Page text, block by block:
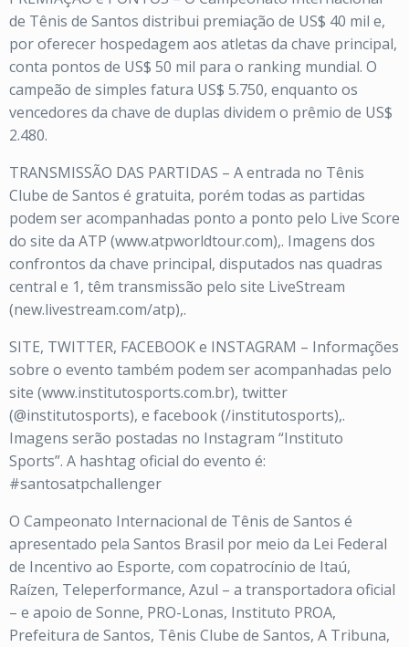
de Tênis de Santos distribui premiação de US$ 40 mil e,
por oferecer hospedagem aos atletas da chave principal,
conta pontos de US$ 50 mil para o ranking mundial. O
campeão de simples fatura US$ 5.750, enquanto os
vencedores da chave de duplas dividem o prêmio de US$
2.480.
TRANSMISSÃO DAS PARTIDAS – A entrada no Tênis
Clube de Santos é gratuita, porém todas as partidas
podem ser acompanhadas ponto a ponto pelo Live Score
do site da ATP (www.atpworldtour.com),. Imagens dos
confrontos da chave principal, disputados nas quadras
central e 1, têm transmissão pelo site LiveStream
(new.livestream.com/atp),.
SITE, TWITTER, FACEBOOK e INSTAGRAM – Informações
sobre o evento também podem ser acompanhadas pelo
site (www.institutosports.com.br), twitter
(@institutosports), e facebook (/institutosports),.
Imagens serão postadas no Instagram “Instituto
Sports”. A hashtag oficial do evento é:
#santosatpchallenger
O Campeonato Internacional de Tênis de Santos é
apresentado pela Santos Brasil por meio da Lei Federal
de Incentivo ao Esporte, com copatrocínio de Itaú,
Raízen, Teleperformance, Azul – a transportadora oficial
– e apoio de Sonne, PRO-Lonas, Instituto PROA,
Prefeitura de Santos, Tênis Clube de Santos, A Tribuna,